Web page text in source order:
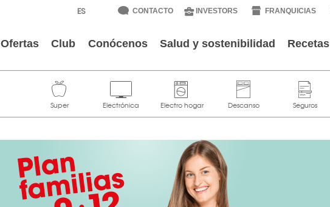
CONTACTO INVESTORS FRANQUICIAS
Ofertas Club Conócenos Salud y sostenibilidad Recetas